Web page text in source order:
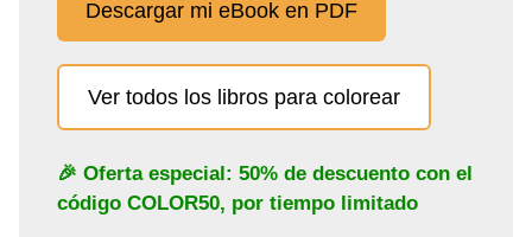
Descargar mi eBook en PDF
Ver todos los libros para colorear
🎉 Oferta especial: 50% de descuento con el
código COLOR50, por tiempo limitado